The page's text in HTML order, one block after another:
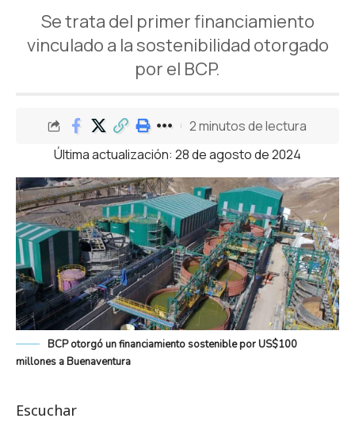
Se trata del primer financiamiento
vinculado a la sostenibilidad otorgado
por el BCP.
Última actualización: 28 de agosto de 2024
2 minutos de lectura
BCP otorgó un financiamiento sostenible por US$100
millones a Buenaventura
Escuchar